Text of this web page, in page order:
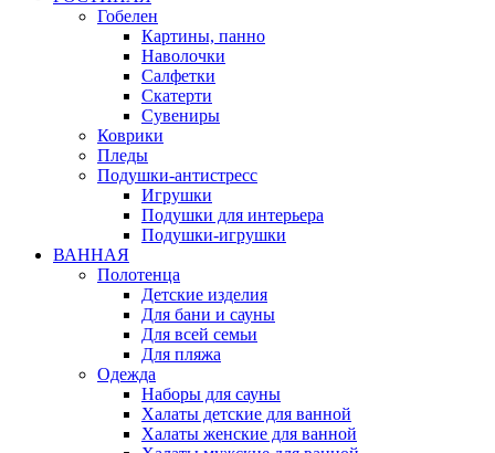
Гобелен
Картины, панно
Наволочки
Салфетки
Скатерти
Сувениры
Коврики
Пледы
Подушки-антистресс
Игрушки
Подушки для интерьера
Подушки-игрушки
ВАННАЯ
Полотенца
Детские изделия
Для бани и сауны
Для всей семьи
Для пляжа
Одежда
Наборы для сауны
Халаты детские для ванной
Халаты женские для ванной